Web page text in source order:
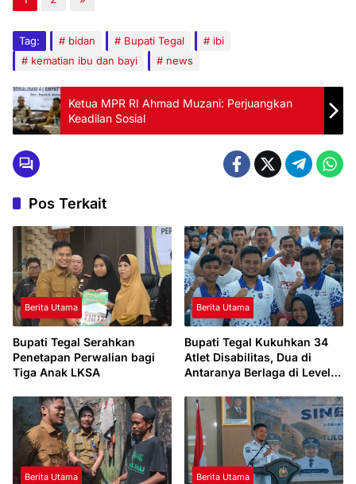
Tag: bidan Bupati Tegal
ibi
kematian ibu dan bayi
news
Ketua MPR RI Ahmad Muzani: Perjuangkan
Keadilan Sosial
Pos Terkait
Berita Utama
Bupati Tegal Serahkan
Penetapan Perwalian bagi
Tiga Anak LKSA
Berita Utama
Bupati Tegal Kukuhkan 34
Atlet Disabilitas, Dua di
Antaranya Berlaga di Level
Berita Utama Berita Utama